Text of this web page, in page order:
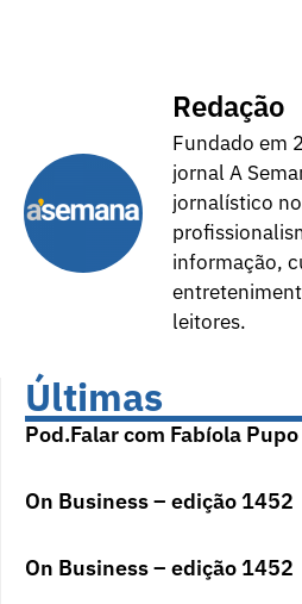
Redação
Fundado em
jornal A
jornalístico
informação,
leitores.
Últimas
Pod.Falar com Fabíola
On Business – edição 1452
On Business – edição 1452